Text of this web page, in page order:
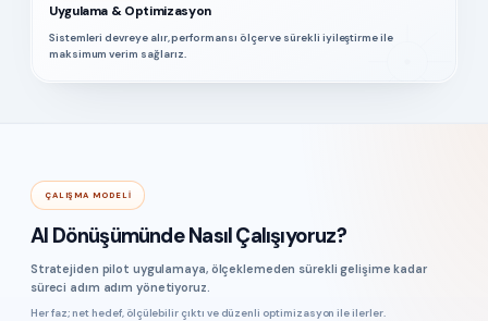
Uygulama & Optimizasyon
Sistemleri devreye alır, performansı ölçer ve sürekli iyileştirme ile
maksimum verim sağlarız.
ÇALIŞMA MODELI
AI Dönüşümünde Nasıl Çalışıyoruz?
Stratejiden pilot uygulamaya, ölçeklemeden sürekli gelişime kadar
süreci adım adım yönetiyoruz.
Her faz; net hedef, ölçülebilir çıktı ve düzenli optimizasyon ile ilerler.